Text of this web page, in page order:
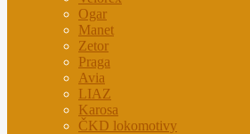
Ogar
Manet
Zetor
Praga
Avia
LIAZ
Karosa
ČKD lokomotivy